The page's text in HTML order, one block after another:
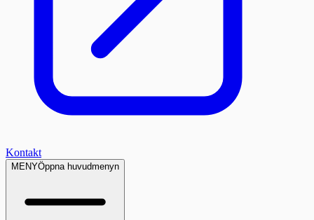
Kontakt
MENYÖppna huvudmenyn